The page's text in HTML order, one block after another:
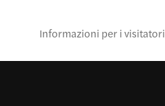
Informazioni per i visitatori